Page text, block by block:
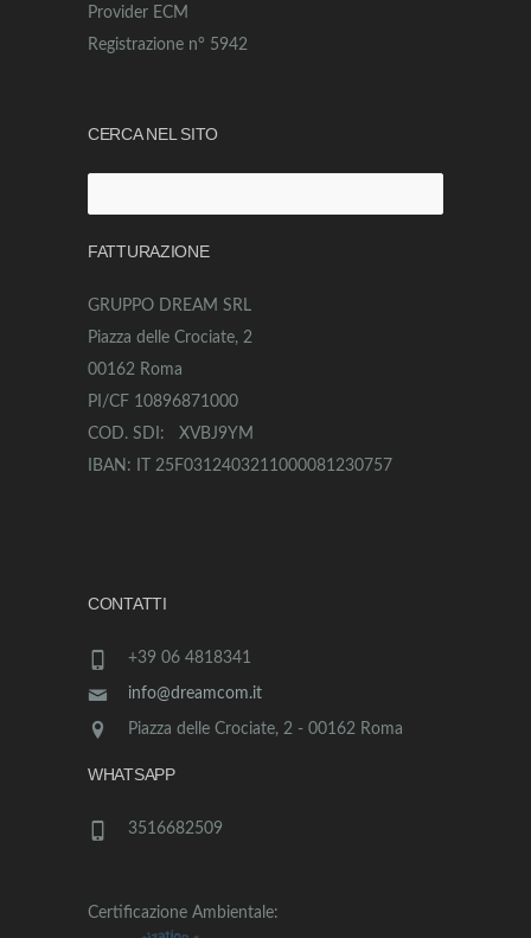
Provider ECM
Registrazione n° 5942
CERCA NEL SITO
per:
FATTURAZIONE
GRUPPO DREAM SRL
Piazza delle Crociate, 2
00162 Roma
PI/CF 10896871000
COD. SDI: XVBJ9YM
IBAN: IT 25F0312403211000081230757
CONTATTI
+39 06 4818341
info@dreamcom.it
Piazza delle Crociate, 2 - 00162 Roma
WHATSAPP
3516682509
Certificazione Ambientale: